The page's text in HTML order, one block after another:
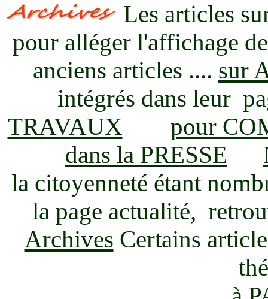
Les articles
pour alléger l'affichage
anciens articles .... sur
intégrés dans leur
TRAVAUX
pour
dans la PRESSE
la citoyenneté étant
la page actualité,
Archives Certains